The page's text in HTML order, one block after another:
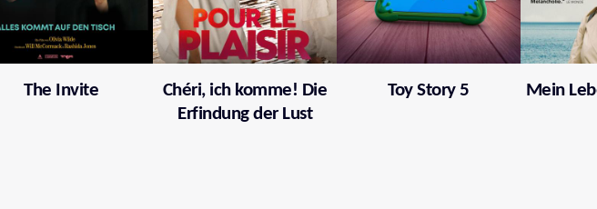
The Invite
Chéri, ich komme! Die
Erfindung der Lust
Toy Story 5 Mein